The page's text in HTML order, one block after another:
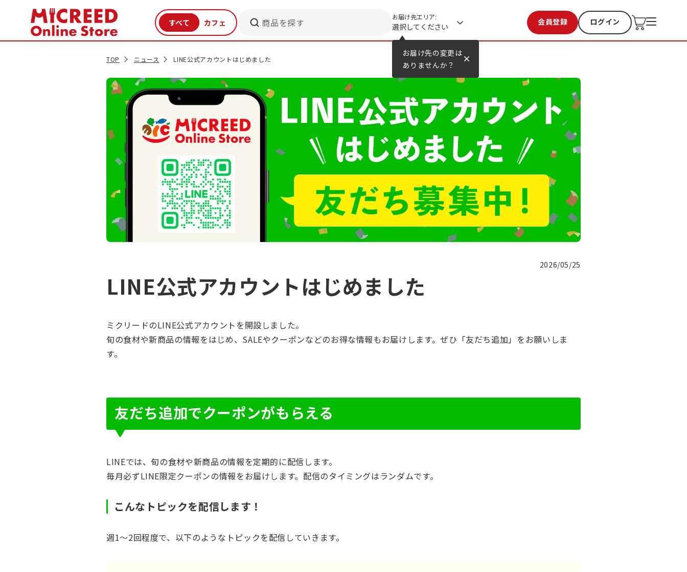
お届け先の変更は
ありませんか？
商品を探す お届け先エリア:
選択してください 会員登録 ログイン
お気に入り 過去購入
TOP ニュース LINE公式アカウントはじめました
2026/05/25
LINE公式アカウントはじめました
ミクリードのLINE公式アカウントを開設しました。
旬の食材や新商品の情報をはじめ、SALEやクーポンなどのお得な情報もお届けします。ぜひ「友だち追加」をお願いしま
す。
友だち追加でクーポンがもらえる
LINEでは、旬の食材や新商品の情報を定期的に配信します。
毎月必ずLINE限定クーポンの情報をお届けします。配信のタイミングはランダムです。
こんなトピックを配信します！
週1～2回程度で、以下のようなトピックを配信していきます。